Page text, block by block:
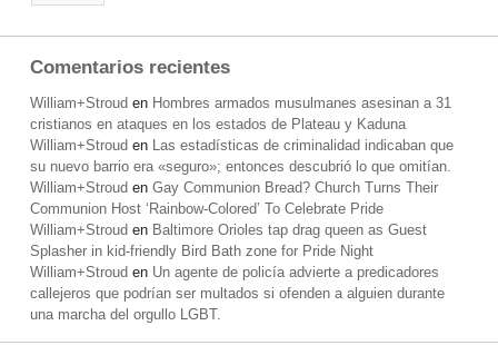
Comentarios recientes
William+Stroud en Hombres armados musulmanes asesinan a 31
cristianos en ataques en los estados de Plateau y Kaduna
William+Stroud en Las estadísticas de criminalidad indicaban que
su nuevo barrio era «seguro»; entonces descubrió lo que omitían.
William+Stroud en Gay Communion Bread? Church Turns Their
Communion Host ‘Rainbow-Colored’ To Celebrate Pride
William+Stroud en Baltimore Orioles tap drag queen as Guest
Splasher in kid-friendly Bird Bath zone for Pride Night
William+Stroud en Un agente de policía advierte a predicadores
callejeros que podrían ser multados si ofenden a alguien durante
una marcha del orgullo LGBT.